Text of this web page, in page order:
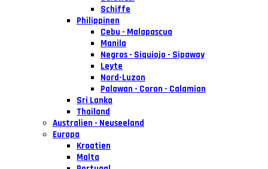
Schiffe
Philippinen
Cebu - Malapascua
Manila
Negros - Siquiojo - Sipaway
Leyte
Nord-Luzon
Palawan - Coron - Calamian
Sri Lanka
Thailand
Australien - Neuseeland
Europa
Kroatien
Malta